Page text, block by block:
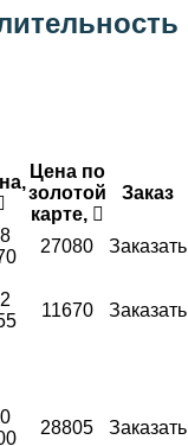
Цена по
золотой
карте,
Заказ
27080 Заказать
11670 Заказать
28805 Заказать